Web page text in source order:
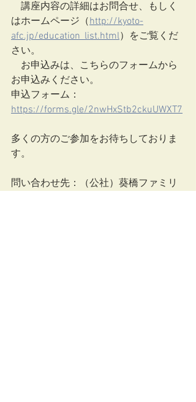
講座内容の詳細はお問合せ、もしく
はホームページ（http://kyoto-
afc.jp/education_list.html）をご覧くだ
さい。
お申込みは、こちらのフォームから
お申込みください。
申込フォーム：
https://forms.gle/2nwHxStb2ckuUWXT7
多くの方のご参加をお待ちしておりま
す。
問い合わせ先：（公社）葵橋ファミリ